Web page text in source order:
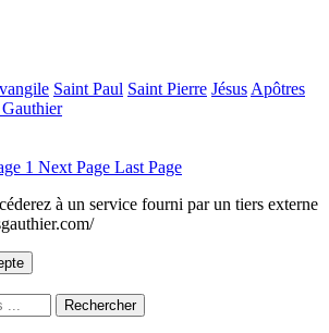
Saint Paul Saint Pierre Jésus Apôtres
1 Next Page Last Page
à un service fourni par un tiers externe
Rechercher